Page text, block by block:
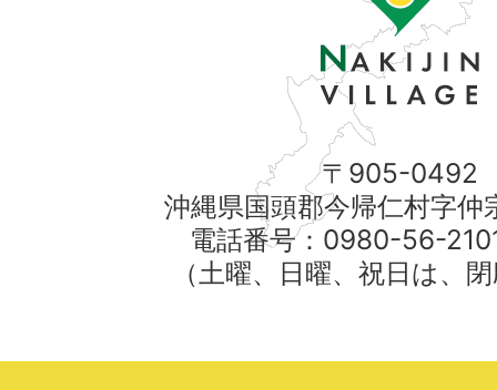
〒905-0492
沖縄県国頭郡今帰仁村字仲
電話番号：0980-56-
（土曜、日曜、祝日は、